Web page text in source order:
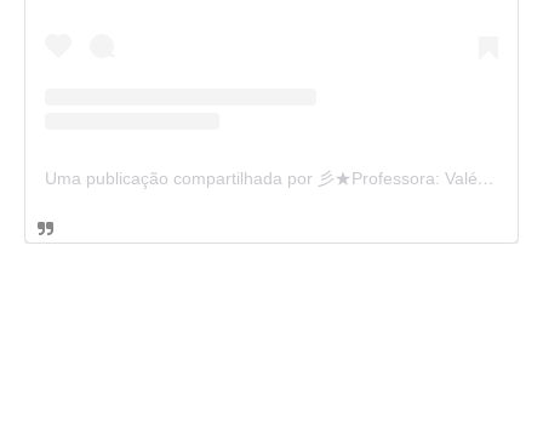
Uma publicação compartilhada por 彡★Professora: Valéria·.¸¸.· (@ensinandocomcarinho)